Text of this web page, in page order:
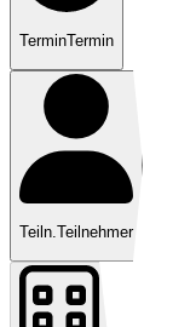
TerminTermin
Teiln.Teilnehmer